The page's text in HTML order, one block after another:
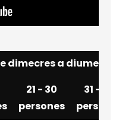
dimecres a
21 - 30
persones
31 - 50